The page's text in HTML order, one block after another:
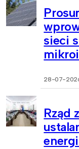
sieci
28-07-
Rząd